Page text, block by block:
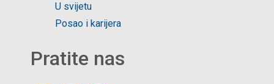
U svijetu
Posao i karijera
Pratite nas